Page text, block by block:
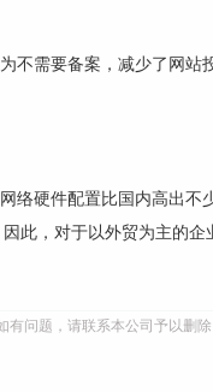
需要备案，减少了网站
硬件配置比国内高出不
，对于以外贸为主的
问题，请联系本公司予以删除